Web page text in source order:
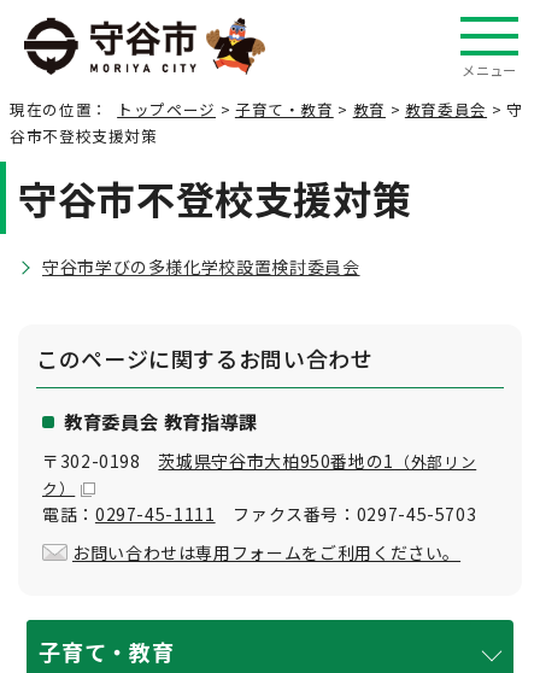
メニュー
現在の位置： トップページ > 子育て・教育 > 教育 > 教育委員会 > 守
谷市不登校支援対策
守谷市不登校支援対策
守谷市学びの多様化学校設置検討委員会
このページに関するお問い合わせ
教育委員会 教育指導課
〒302-0198茨城県守谷市大柏950番地の1 （外部リン
ク）
電話： 0297-45-1111 ファクス番号：0297-45-5703
お問い合わせは専用フォームをご利用ください。
子育て・教育